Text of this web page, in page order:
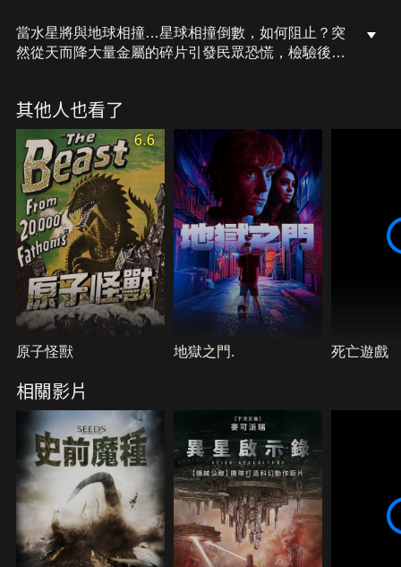
當水星將與地球相撞…星球相撞倒數，如何阻止？突
然從天而降大量金屬的碎片引發民眾恐慌，檢驗後發
自製了接收器卻意外收到來自妻子發出的訊號？！資
訊整合後發現…地球將在18小時內與水星相撞？！
其他人也看了
6.6
原子怪獸 地獄之門. 死亡遊戲
相關影片